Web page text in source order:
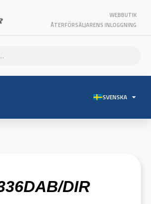
WEBBUTIK
ÅTERFÖRSÄLJARENS INLOGGNING
SVENSKA
DIR